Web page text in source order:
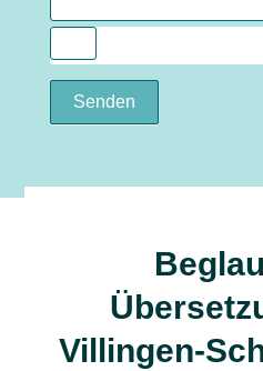
Senden
Villingen-